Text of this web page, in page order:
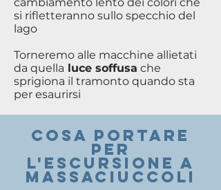
si rifletteranno sullo specchio del
lago
Torneremo alle macchine allietati
da quella luce soffusa che
sprigiona il tramonto quando sta
per esaurirsi
COSA PORTARE
PER
l'ESCURSIONE A
mASSACIUCCOLI